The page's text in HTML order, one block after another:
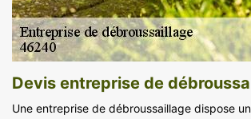
Devis entreprise de
Une entreprise de débroussaillage dispose